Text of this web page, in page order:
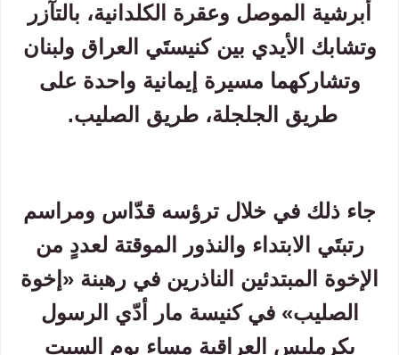
أبرشية الموصل وعقرة الكلدانية، بالتآزر
وتشابك الأيدي بين كنيستَي العراق ولبنان
وتشاركهما مسيرة إيمانية واحدة على
طريق الجلجلة، طريق الصليب.
جاء ذلك في خلال ترؤسه قدّاس ومراسم
رتبتَي الابتداء والنذور الموقتة لعددٍ من
الإخوة المبتدئين الناذرين في رهبنة «إخوة
الصليب» في كنيسة مار أدّي الرسول
بكرمليس العراقية مساء يوم السبت